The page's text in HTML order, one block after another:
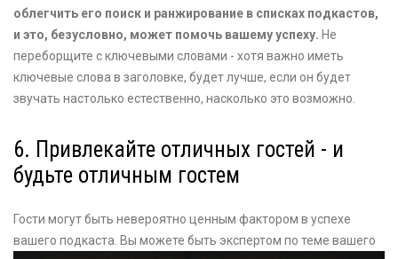
облегчить его поиск и ранжирование в списках подкастов,
и это, безусловно, может помочь вашему успеху. Не
переборщите с ключевыми словами - хотя важно иметь
ключевые слова в заголовке, будет лучше, если он будет
звучать настолько естественно, насколько это возможно.
6. Привлекайте отличных гостей - и
будьте отличным гостем
Гости могут быть невероятно ценным фактором в успехе
вашего подкаста. Вы можете быть экспертом по теме вашего